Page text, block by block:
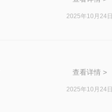
2025年10月24日
查看详情 >
2025年10月24日